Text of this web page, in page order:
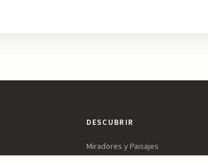
DESCUBRIR
Miradores y Paisajes